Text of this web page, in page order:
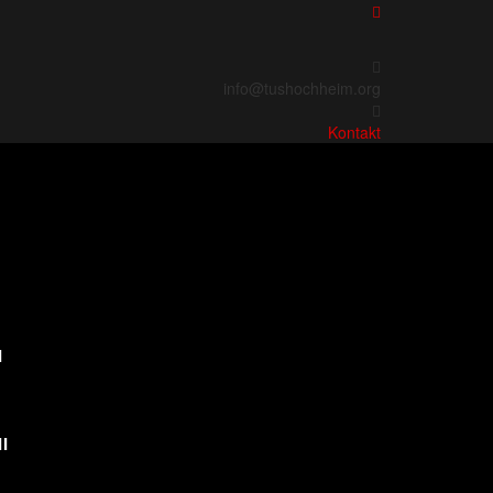
info@tushochheim.org
Kontakt